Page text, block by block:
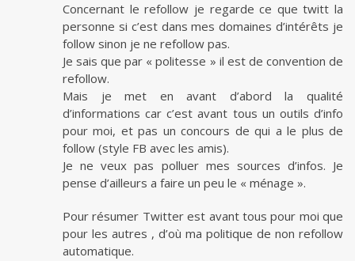
Concernant le refollow je regarde ce que twitt la
personne si c’est dans mes domaines d’intérêts je
follow sinon je ne refollow pas.
Je sais que par « politesse » il est de convention de
refollow.
Mais je met en avant d’abord la qualité
d’informations car c’est avant tous un outils d’info
pour moi, et pas un concours de qui a le plus de
follow (style FB avec les amis).
Je ne veux pas polluer mes sources d’infos. Je
pense d’ailleurs a faire un peu le « ménage ».
Pour résumer Twitter est avant tous pour moi que
pour les autres , d’où ma politique de non refollow
automatique.